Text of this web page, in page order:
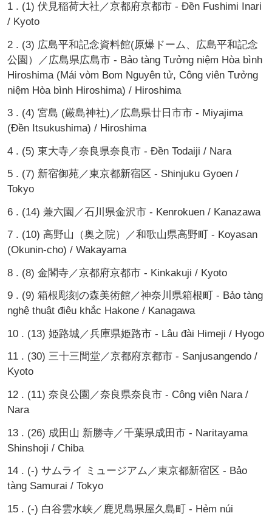
1 . (1) 伏見稲荷大社／京都府京都市 - Đền Fushimi Inari
/ Kyoto
2 . (3) 広島平和記念資料館(原爆ドーム、広島平和記念
公園）／広島県広島市 - Bảo tàng Tưởng niệm Hòa bình
Hiroshima (Mái vòm Bom Nguyên tử, Công viên Tưởng
niệm Hòa bình Hiroshima) / Hiroshima
3 . (4) 宮島 (厳島神社)／広島県廿日市市 - Miyajima
(Đền Itsukushima) / Hiroshima
4 . (5) 東大寺／奈良県奈良市 - Đền Todaiji / Nara
5 . (7) 新宿御苑／東京都新宿区 - Shinjuku Gyoen /
Tokyo
6 . (14) 兼六園／石川県金沢市 - Kenrokuen / Kanazawa
7 . (10) 高野山（奥之院）／和歌山県高野町 - Koyasan
(Okunin-cho) / Wakayama
8 . (8) 金閣寺／京都府京都市 - Kinkakuji / Kyoto
9 . (9) 箱根彫刻の森美術館／神奈川県箱根町 - Bảo tàng
nghệ thuật điêu khắc Hakone / Kanagawa
10 . (13) 姫路城／兵庫県姫路市 - Lâu đài Himeji / Hyogo
11 . (30) 三十三間堂／京都府京都市 - Sanjusangendo /
Kyoto
12 . (11) 奈良公園／奈良県奈良市 - Công viên Nara /
Nara
13 . (26) 成田山 新勝寺／千葉県成田市 - Naritayama
Shinshoji / Chiba
14 . (-) サムライ ミュージアム／東京都新宿区 - Bảo
tàng Samurai / Tokyo
15 . (-) 白谷雲水峡／鹿児島県屋久島町 - Hẻm núi